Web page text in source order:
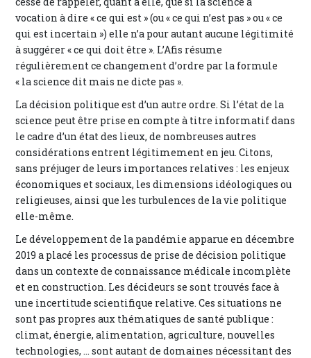
vocation à dire « ce qui est » (ou « ce qui n’est pas » ou « ce
qui est incertain ») elle n’a pour autant aucune légitimité
à suggérer « ce qui doit être ». L’Afis résume
régulièrement ce changement d’ordre par la formule
« la science dit mais ne dicte pas ».
La décision politique est d’un autre ordre. Si l’état de la
science peut être prise en compte à titre informatif dans
le cadre d’un état des lieux, de nombreuses autres
considérations entrent légitimement en jeu. Citons,
sans préjuger de leurs importances relatives : les enjeux
économiques et sociaux, les dimensions idéologiques ou
religieuses, ainsi que les turbulences de la vie politique
elle-même.
Le développement de la pandémie apparue en décembre
2019 a placé les processus de prise de décision politique
dans un contexte de connaissance médicale incomplète
et en construction. Les décideurs se sont trouvés face à
une incertitude scientifique relative. Ces situations ne
sont pas propres aux thématiques de santé publique :
climat, énergie, alimentation, agriculture, nouvelles
technologies, … sont autant de domaines nécessitant des